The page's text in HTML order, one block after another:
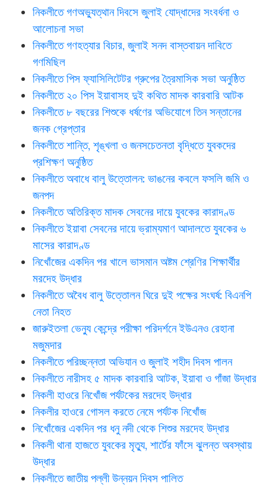
নিকলীতে গণঅভ্যুত্থান দিবসে জুলাই যোদ্ধাদের সংবর্ধনা ও
আলোচনা সভা
নিকলীতে গণহত্যার বিচার, জুলাই সনদ বাস্তবায়ন দাবিতে
গণমিছিল
নিকলীতে পিস ফ্যাসিলিটেটর গ্রুপের ত্রৈমাসিক সভা অনুষ্ঠিত
নিকলীতে ২০ পিস ইয়াবাসহ দুই কথিত মাদক কারবারি আটক
নিকলীতে ৮ বছরের শিশুকে ধর্ষণের অভিযোগে তিন সন্তানের
জনক গ্রেপ্তার
নিকলীতে শান্তি, শৃঙ্খলা ও জনসচেতনতা বৃদ্ধিতে যুবকদের
প্রশিক্ষণ অনুষ্ঠিত
নিকলীতে অবাধে বালু উত্তোলন: ভাঙনের কবলে ফসলি জমি ও
জনপদ
নিকলীতে অতিরিক্ত মাদক সেবনের দায়ে যুবকের কারাদণ্ড
নিকলীতে ইয়াবা সেবনের দায়ে ভ্রাম্যমাণ আদালতে যুবকের ৬
মাসের কারাদণ্ড
নিখোঁজের একদিন পর খালে ভাসমান অষ্টম শ্রেণির শিক্ষার্থীর
মরদেহ উদ্ধার
নিকলীতে অবৈধ বালু উত্তোলন ঘিরে দুই পক্ষের সংঘর্ষ: বিএনপি
নেতা নিহত
জারুইতলা ভেন্যু কেন্দ্রে পরীক্ষা পরিদর্শনে ইউএনও রেহানা
মজুমদার
নিকলীতে পরিচ্ছন্নতা অভিযান ও জুলাই শহীদ দিবস পালন
নিকলীতে নারীসহ ৫ মাদক কারবারি আটক, ইয়াবা ও গাঁজা উদ্ধার
নিকলী হাওরে নিখোঁজ পর্যটকের মরদেহ উদ্ধার
নিকলীর হাওরে গোসল করতে নেমে পর্যটক নিখোঁজ
নিখোঁজের একদিন পর ধনু নদী থেকে শিশুর মরদেহ উদ্ধার
নিকলী থানা হাজতে যুবকের মৃত্যু, শার্টের ফাঁসে ঝুলন্ত অবস্থায়
উদ্ধার
নিকলীতে জাতীয় পল্লী উন্নয়ন দিবস পালিত